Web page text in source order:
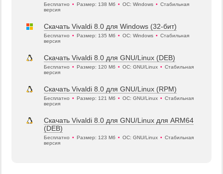
Бесплатно • Размер: 138 Мб • ОС: Windows • Стабильная
версия
Скачать Vivaldi 8.0 для Windows (32-бит)
Бесплатно • Размер: 135 Мб • ОС: Windows • Стабильная
версия
Скачать Vivaldi 8.0 для GNU/Linux (DEB)
Бесплатно • Размер: 120 Мб • ОС: GNU/Linux • Стабильная
версия
Скачать Vivaldi 8.0 для GNU/Linux (RPM)
Бесплатно • Размер: 121 Мб • ОС: GNU/Linux • Стабильная
версия
Скачать Vivaldi 8.0 для GNU/Linux для ARM64
(DEB)
Бесплатно • Размер: 123 Мб • ОС: GNU/Linux • Стабильная
версия